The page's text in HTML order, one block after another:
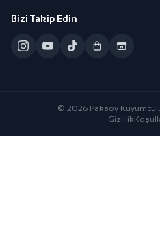
Bizi Takip Edin
© 2026 Paksoy
Gizlilik